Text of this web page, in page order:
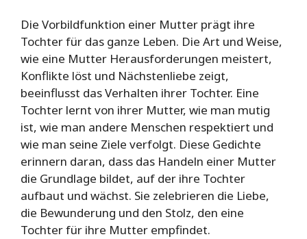
Die Vorbildfunktion einer Mutter prägt ihre
Tochter für das ganze Leben. Die Art und Weise,
wie eine Mutter Herausforderungen meistert,
Konflikte löst und Nächstenliebe zeigt,
beeinflusst das Verhalten ihrer Tochter. Eine
Tochter lernt von ihrer Mutter, wie man mutig
ist, wie man andere Menschen respektiert und
wie man seine Ziele verfolgt. Diese Gedichte
erinnern daran, dass das Handeln einer Mutter
die Grundlage bildet, auf der ihre Tochter
aufbaut und wächst. Sie zelebrieren die Liebe,
die Bewunderung und den Stolz, den eine
Tochter für ihre Mutter empfindet.